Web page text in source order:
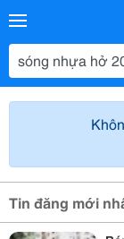
Tin đăng mới